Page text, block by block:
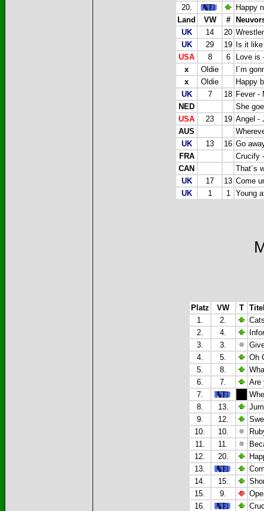
20.
Happy
Land
VW #
UK
14 20
UK
29 19
Is it
USA
8 6
Love is
x
Oldie
I´m
x
Oldie
Happy
UK
7 18 Fever -
NED
She
USA
23 19 Angel -
AUS
UK
13 16 Go
FRA
Crucify
CAN
That´s
UK
17 13 Come
UK
1 1 Young
Platz VW T
1.
2.
2.
4.
3.
3.
4.
5.
Oh
5.
8.
6.
7.
Are
7.
8.
13.
9.
12.
10.
10.
11.
11.
12.
20.
13.
14.
15.
15.
9.
16.